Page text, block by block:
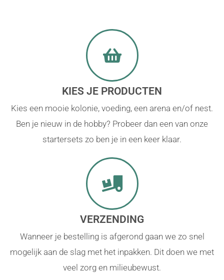
KIES JE PRODUCTEN
Kies een mooie kolonie, voeding, een arena en/of nest.
Ben je nieuw in de hobby? Probeer dan een van onze
startersets zo ben je in een keer klaar.
VERZENDING
Wanneer je bestelling is afgerond gaan we zo snel
mogelijk aan de slag met het inpakken. Dit doen we met
veel zorg en milieubewust.